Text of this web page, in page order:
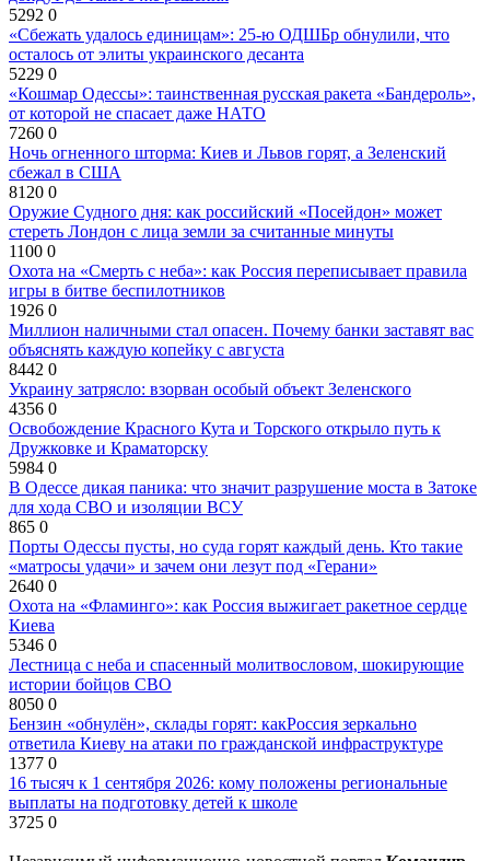
5292 0
«Сбежать удалось единицам»: 25-ю ОДШБр обнулили, что
осталось от элиты украинского десанта
5229 0
«Кошмар Одессы»: таинственная русская ракета «Бандероль»,
от которой не спасает даже НАТО
7260 0
Ночь огненного шторма: Киев и Львов горят, а Зеленский
сбежал в США
8120 0
Оружие Судного дня: как российский «Посейдон» может
стереть Лондон с лица земли за считанные минуты
1100 0
Охота на «Смерть с неба»: как Россия переписывает правила
игры в битве беспилотников
1926 0
Миллион наличными стал опасен. Почему банки заставят вас
объяснять каждую копейку с августа
8442 0
Украину затрясло: взорван особый объект Зеленского
4356 0
Освобождение Красного Кута и Торского открыло путь к
Дружковке и Краматорску
5984 0
В Одессе дикая паника: что значит разрушение моста в Затоке
для хода СВО и изоляции ВСУ
865 0
Порты Одессы пусты, но суда горят каждый день. Кто такие
«матросы удачи» и зачем они лезут под «Герани»
2640 0
Охота на «Фламинго»: как Россия выжигает ракетное сердце
Киева
5346 0
Лестница с неба и спасенный молитвословом, шокирующие
истории бойцов СВО
8050 0
Бензин «обнулён», склады горят: какРоссия зеркально
ответила Киеву на атаки по гражданской инфраструктуре
1377 0
16 тысяч к 1 сентября 2026: кому положены региональные
выплаты на подготовку детей к школе
3725 0